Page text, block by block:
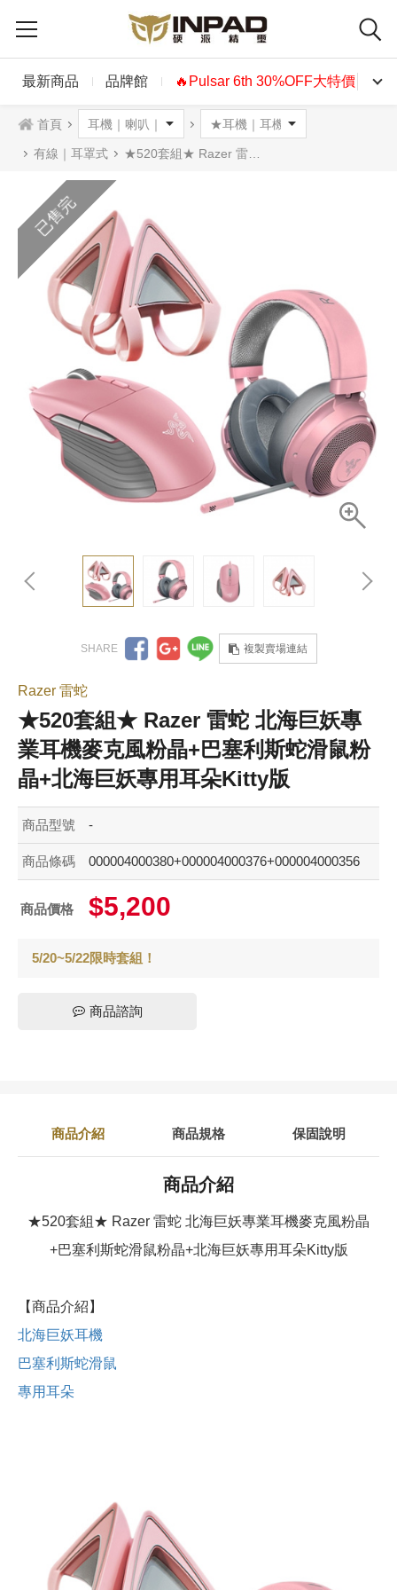
最新商品 品牌館 🔥Pulsar 6th 30%OFF大特價🔥
首頁
有線｜耳罩式 ★520套組★ Razer 雷蛇 北海巨妖專業耳機麥克風粉晶+巴塞利斯蛇滑鼠粉晶+北海巨妖專用耳朵Kitty版
已售完
複製賣場連結
Razer 雷蛇
★520套組★ Razer 雷蛇 北海巨妖專
業耳機麥克風粉晶+巴塞利斯蛇滑鼠粉
晶+北海巨妖專用耳朵Kitty版
商品型號 -
商品條碼 000004000380+000004000376+000004000356
商品價格 $5,200
5/20~5/22限時套組！
商品諮詢
商品介紹 商品規格 保固說明
商品介紹
★520套組★ Razer 雷蛇 北海巨妖專業耳機麥克風粉晶
+巴塞利斯蛇滑鼠粉晶+北海巨妖專用耳朵Kitty版
【商品介紹】
北海巨妖耳機
巴塞利斯蛇滑鼠
專用耳朵